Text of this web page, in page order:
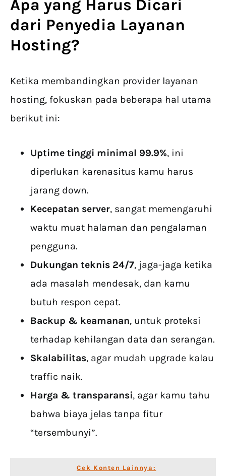
Apa yang Harus Dicari
dari Penyedia Layanan
Hosting?
Ketika membandingkan provider layanan
hosting, fokuskan pada beberapa hal utama
berikut ini:
Uptime tinggi minimal 99.9%, ini
diperlukan karenasitus kamu harus
jarang down.
Kecepatan server, sangat memengaruhi
waktu muat halaman dan pengalaman
pengguna.
Dukungan teknis 24/7, jaga-jaga ketika
ada masalah mendesak, dan kamu
butuh respon cepat.
Backup & keamanan, untuk proteksi
terhadap kehilangan data dan serangan.
Skalabilitas, agar mudah upgrade kalau
traffic naik.
Harga & transparansi, agar kamu tahu
bahwa biaya jelas tanpa fitur
“tersembunyi”.
Cek Konten Lainnya: